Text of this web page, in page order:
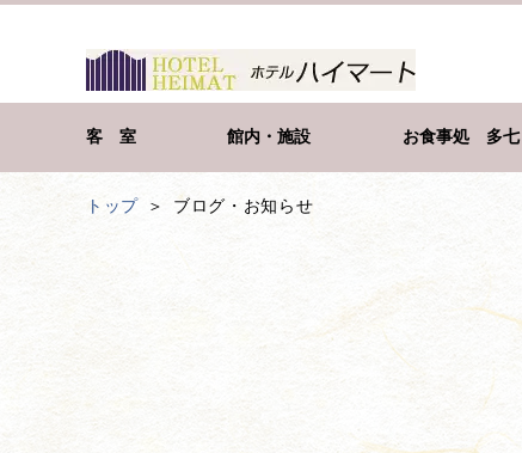
客 室 館内・施設 お食事処 多七
トップ ブログ・お知らせ